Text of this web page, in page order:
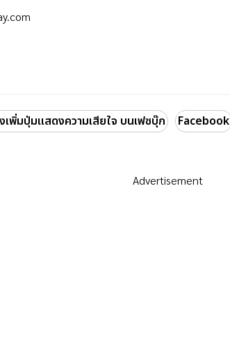
พิ่มปุ่มแสดงความเสียใจ บนเฟซบุ๊ก Facebook
Advertisement